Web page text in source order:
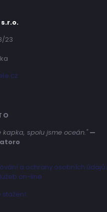
s.r.o.
23
kapka, spolu jsme oceán." —
a ochrany osobních údajů
on-line
stažení